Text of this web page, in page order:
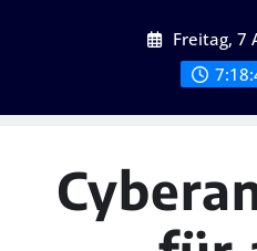
Freitag, 7